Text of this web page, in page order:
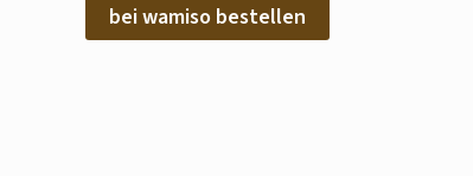
bei wamiso bestellen